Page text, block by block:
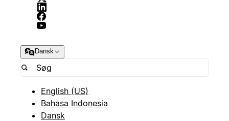
Dansk
English (US)
Bahasa Indonesia
Dansk